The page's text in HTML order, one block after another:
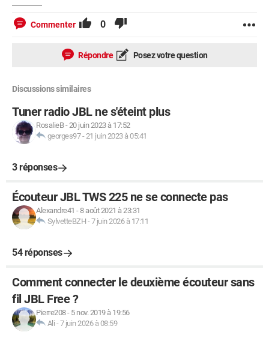
Commenter 0
Répondre Posez votre question
Discussions similaires
Tuner radio JBL ne s'éteint plus
RosalieB-20 juin 2023 à 17:52
georges97-21 juin 2023 à 05:41
3 réponses
Écouteur JBL TWS 225 ne se connecte pas
Alexandre41 -8 août 2021 à 23:31
SylvetteBZH -7 juin 2026 à 17:11
54 réponses
Comment connecter le deuxième écouteur sans
fil JBL Free ?
Pierre208- 5 nov. 2019 à 19:56
Ali -7 juin 2026 à 08:59